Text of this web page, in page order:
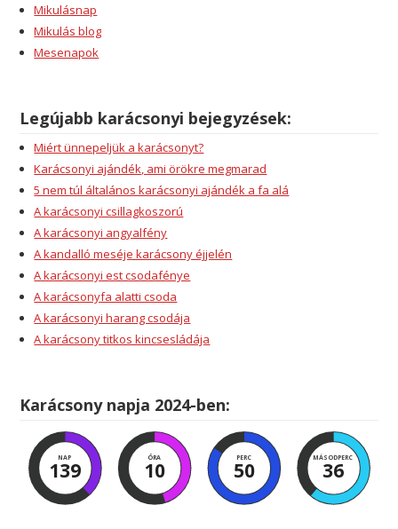
Mikulásnap
Mikulás blog
Mesenapok
Legújabb karácsonyi bejegyzések:
Miért ünnepeljük a karácsonyt?
Karácsonyi ajándék, ami örökre megmarad
5 nem túl általános karácsonyi ajándék a fa alá
A karácsonyi csillagkoszorú
A karácsonyi angyalfény
A kandalló meséje karácsony éjjelén
A karácsonyi est csodafénye
A karácsonyfa alatti csoda
A karácsonyi harang csodája
A karácsony titkos kincsesládája
Karácsony napja 2024-ben:
NAP
139
ÓRA
10
PERC
50
MÁSODPERC
35